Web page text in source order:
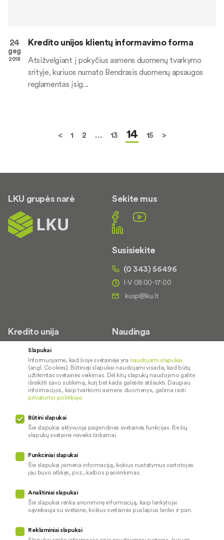
24
geg
2018
Kredito unijos klientų informavimo forma
Atsižvelgiant į pokyčius asmens duomenų tvarkymo
srityje, kuriuos numato Bendrasis duomenų apsaugos
reglamentas įsig...
< 1 2 … 13 14 15 >
LKU grupės narė Sekite mus
Susisiekite
(0 343) 56496
I-V 08:00-17:00
Kredito unija
Apie mus
Kontaktai
Karjera
Socialinė atsakomybė
Naudinga
Palūkanų normos
Paslaugų teikimo sąlygos ir
įkainiai
Pranešėjų apsauga
Privatumo politika
Naudojami slapukai
Pinigų plovimo prevencija
Skundų nagrinėjimas
Prieinamumo pareiškimas
Slapukai
Informuojame, kad šioje svetainėje yra naudojami slapukai
(angl. Cookies). Būtinieji slapukai naudojami visada, kad būtų
užtikrintas svetainės veikimas. Dėl kitų slapukų naudojimo galite
išreikšti savo sutikimą, kurį bet kada galėsite atšaukti. Daugiau
informacijos, kaip tvarkomi asmens duomenys, galima rasti
privatumo politikoje.
Būtini slapukai
Šie slapukai aktyvuoja pagrindines svetainės funkcijas. Be šių
slapukų svetainė neveiks tinkamai.
Funkciniai slapukai
Šie slapukai įsimena informaciją, kokius nustatymus vartotojas
jau buvo atlikęs, pvz., kalbos pasirinkimas.
Analitiniai slapukai
Šie slapukai renka anoniminę informaciją, kaip lankytojai
sąveikauja su svetaine, kokius svetainės puslapius lanko ir pan.
Reklaminiai slapukai